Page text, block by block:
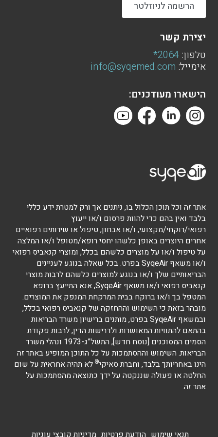
הרשמה לניוזלטר
יצירת קשר
טלפון: 2064*
אימייל: info@syqemed.com
הישארו מעודכנים:
אתר זה וכל תוכן הכלול בו, ניתנים אך ורק למטרת ידע כללי
בלבד ואין בהם כדי להוות פרסום ו/או ייעוץ
רפואי/רוקחי/מקצועי, ו/או אבחון, טיפול או שירותים רפואיים
אחרים היוצרים באופן כלשהו יחסי רופא/מטופל ו/או המלצה
על טיפול ו/או על מוצרים כלשהם בכלל, ומוצרי קנאביס רפואי
ו/או משאף SyqeAir בפרט. בכל שאלה בנוגע לעניינים
הבריאותיים שלך ו/או בנוגע למוצרים כלשהם לרבות מוצרי
קנאביס רפואי ו/או משאף SyqeAir, אנא התייעץ ברופא
המטפל בך ו/או ברוקח בבית המרקחת המנפק את המוצרים.
מובהר בזאת כי השימוש וההחזקה של קנאביס רפואי בכלל,
ובמשאף SyqeAir בפרט, מותנים ברישיון משרד הבריאות
בהתאם להתוויות המאושרות ולדרישות הדין, לרבות פקודת
הסמים המסוכנים [נוסח חדש], התשל”ג-1973 ונהלי משרד
הבריאות. השימוש וההסתמכות על כל התוכן המופיע באתר זה
הינו באחריותך בלבד, וחברת סאיקי® לא תהיה אחראית על שום
החלטה או פעולה שננקטה על ידך כתוצאה מהסתמכות על
אתר זה.
תנאי שימוש הודעת פרטיות מדיניות קובצי עוגיות